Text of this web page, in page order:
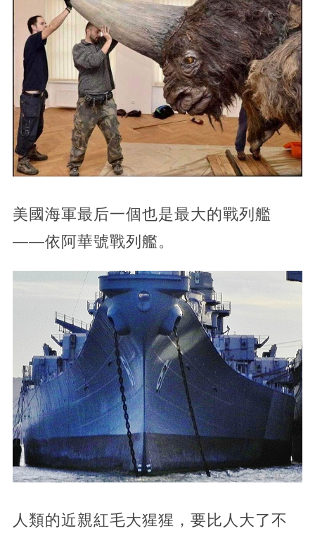
美國海軍最后一個也是最大的戰列艦
——依阿華號戰列艦。
人類的近親紅毛大猩猩，要比人大了不